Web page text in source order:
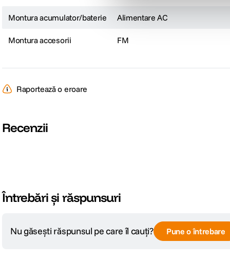
Montura acumulator/baterie Alimentare AC
Montura accesorii FM
Raportează o eroare
Recenzii
Întrebări și răspunsuri
Nu găsești răspunsul pe care îl cauți? Pune o întrebare